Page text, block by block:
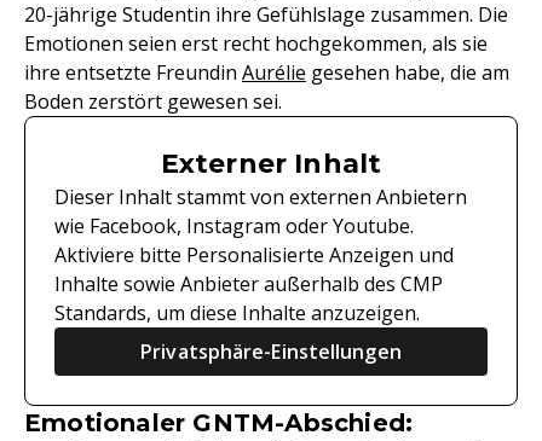
20-jährige Studentin ihre Gefühlslage zusammen. Die
Emotionen seien erst recht hochgekommen, als sie
ihre entsetzte Freundin Aurélie gesehen habe, die am
Boden zerstört gewesen sei.
Externer Inhalt
Dieser Inhalt stammt von externen Anbietern
wie Facebook, Instagram oder Youtube.
Aktiviere bitte Personalisierte Anzeigen und
Inhalte sowie Anbieter außerhalb des CMP
Standards, um diese Inhalte anzuzeigen.
Privatsphäre-Einstellungen
Emotionaler GNTM-Abschied: